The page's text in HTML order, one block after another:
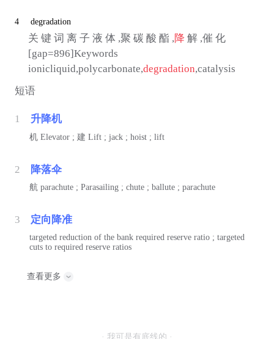
4 degradation
关 键 词 离 子 液 体 ,聚 碳 酸 酯 ,降 解 ,催 化
[gap=896]Keywords
ionicliquid,polycarbonate,degradation,catalysis
短语
1 升降机
机 Elevator ; 建 Lift ; jack ; hoist ; lift
2 降落伞
航 parachute ; Parasailing ; chute ; ballute ; parachute
3 定向降准
targeted reduction of the bank required reserve ratio ; targeted
cuts to required reserve ratios
查看更多
· 我可是有底线的 ·